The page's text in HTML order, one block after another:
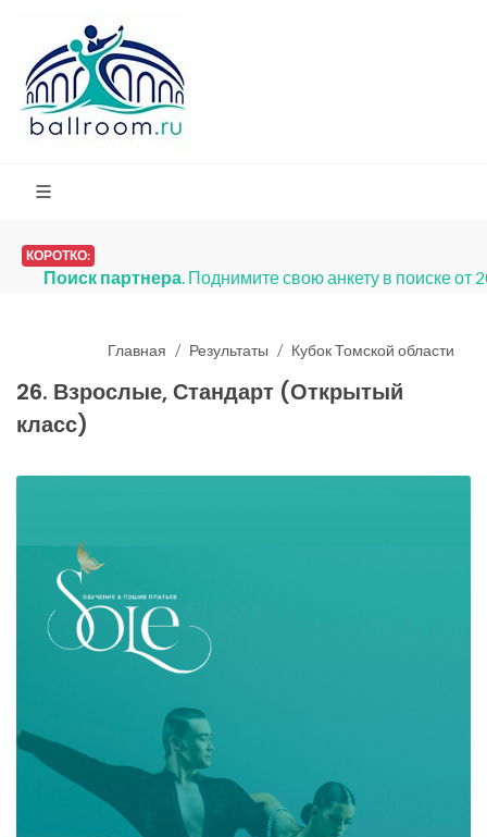
КОРОТКО:
Поиск партнера. Поднимите свою анкету в поиске от
Главная Результаты Кубок Томской области
26. Взрослые, Стандарт (Открытый
класс)